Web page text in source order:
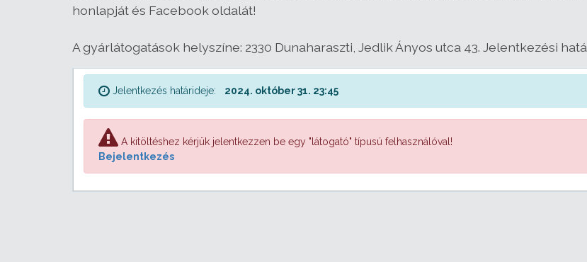
honlapját és Facebook oldalát!
A gyárlátogatások helyszíne: 2330 Dunaharaszti, Jedlik Ányos utca 43. Jelentkezési
Jelentkezés határideje: 2024. október 31. 23:45
A kitöltéshez kérjük jelentkezzen be egy "látogató" típusú felhasználóval!
Bejelentkezés